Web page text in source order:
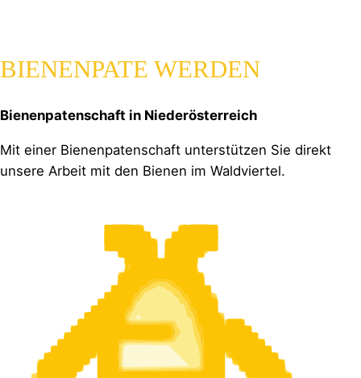
BIENENPATE WERDEN
Bienenpatenschaft in Niederösterreich
Mit einer Bienenpatenschaft unterstützen Sie direkt
unsere Arbeit mit den Bienen im Waldviertel.